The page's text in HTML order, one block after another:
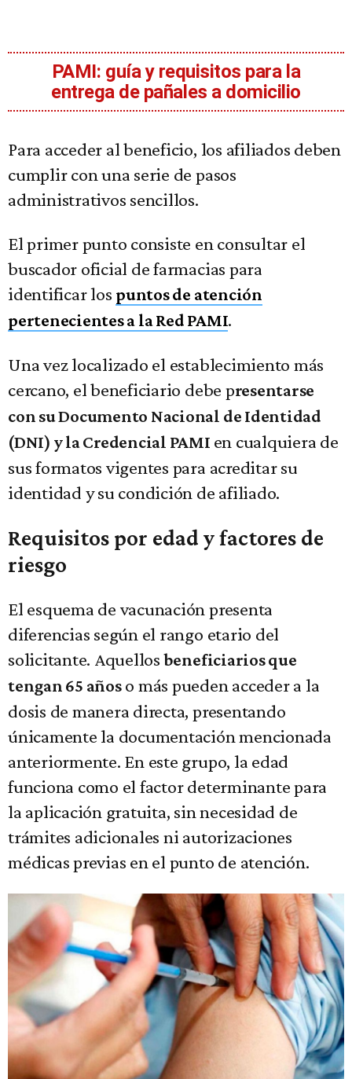
PAMI: guía y requisitos para la
entrega de pañales a domicilio
Para acceder al beneficio, los afiliados deben
cumplir con una serie de pasos
administrativos sencillos.
El primer punto consiste en consultar el
buscador oficial de farmacias para
identificar los puntos de atención
pertenecientes a la Red PAMI.
Una vez localizado el establecimiento más
cercano, el beneficiario debe presentarse
con su Documento Nacional de Identidad
(DNI) y la Credencial PAMI en cualquiera de
sus formatos vigentes para acreditar su
identidad y su condición de afiliado.
Requisitos por edad y factores de
riesgo
El esquema de vacunación presenta
diferencias según el rango etario del
solicitante. Aquellos beneficiarios que
tengan 65 añoso más pueden acceder a la
dosis de manera directa, presentando
únicamente la documentación mencionada
anteriormente. En este grupo, la edad
funciona como el factor determinante para
la aplicación gratuita, sin necesidad de
trámites adicionales ni autorizaciones
médicas previas en el punto de atención.